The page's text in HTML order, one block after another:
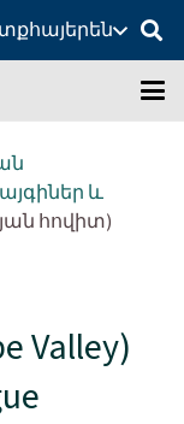
հայերեն
և
հովիտ)
Valley)